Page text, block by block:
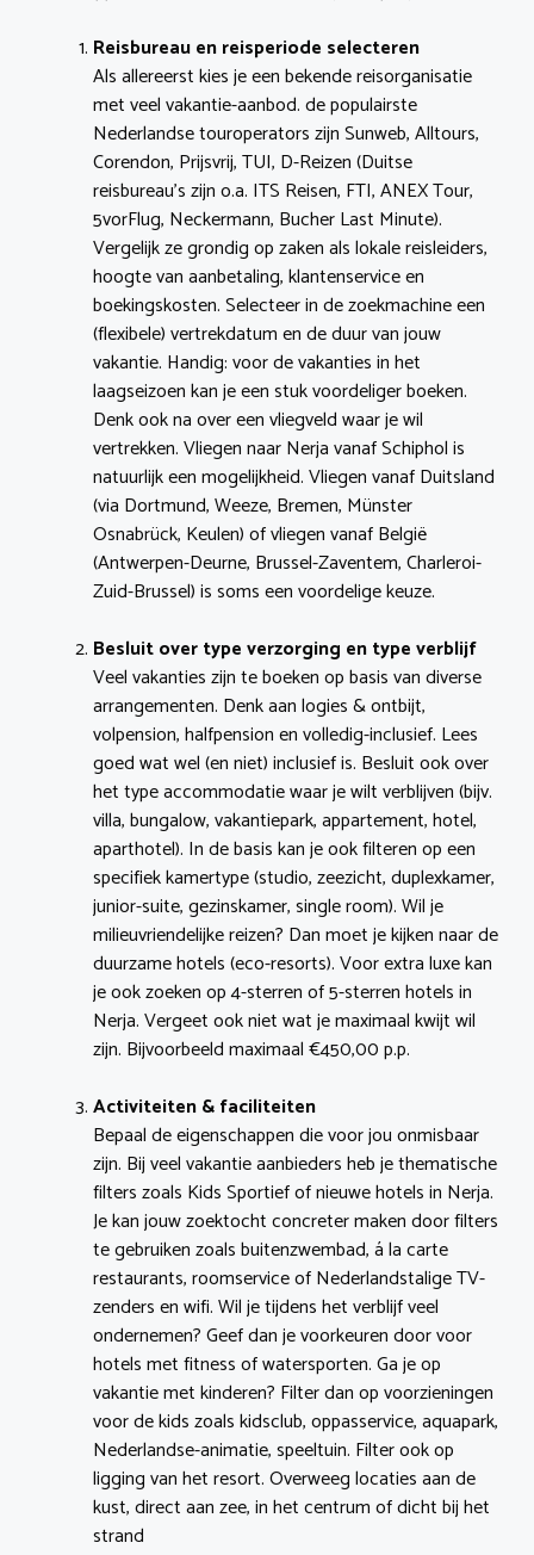
Reisbureau en reisperiode selecteren
Als allereerst kies je een bekende reisorganisatie
met veel vakantie-aanbod. de populairste
Nederlandse touroperators zijn Sunweb, Alltours,
Corendon, Prijsvrij, TUI, D-Reizen (Duitse
reisbureau’s zijn o.a. ITS Reisen, FTI, ANEX Tour,
5vorFlug, Neckermann, Bucher Last Minute).
Vergelijk ze grondig op zaken als lokale reisleiders,
hoogte van aanbetaling, klantenservice en
boekingskosten. Selecteer in de zoekmachine een
(flexibele) vertrekdatum en de duur van jouw
vakantie. Handig: voor de vakanties in het
laagseizoen kan je een stuk voordeliger boeken.
Denk ook na over een vliegveld waar je wil
vertrekken. Vliegen naar Nerja vanaf Schiphol is
natuurlijk een mogelijkheid. Vliegen vanaf Duitsland
(via Dortmund, Weeze, Bremen, Münster
Osnabrück, Keulen) of vliegen vanaf België
(Antwerpen-Deurne, Brussel-Zaventem, Charleroi-
Zuid-Brussel) is soms een voordelige keuze.
Besluit over type verzorging en type verblijf
Veel vakanties zijn te boeken op basis van diverse
arrangementen. Denk aan logies & ontbijt,
volpension, halfpension en volledig-inclusief. Lees
goed wat wel (en niet) inclusief is. Besluit ook over
het type accommodatie waar je wilt verblijven (bijv.
villa, bungalow, vakantiepark, appartement, hotel,
aparthotel). In de basis kan je ook filteren op een
specifiek kamertype (studio, zeezicht, duplexkamer,
junior-suite, gezinskamer, single room). Wil je
milieuvriendelijke reizen? Dan moet je kijken naar de
duurzame hotels (eco-resorts). Voor extra luxe kan
je ook zoeken op 4-sterren of 5-sterren hotels in
Nerja. Vergeet ook niet wat je maximaal kwijt wil
zijn. Bijvoorbeeld maximaal €450,00 p.p.
Activiteiten & faciliteiten
Bepaal de eigenschappen die voor jou onmisbaar
zijn. Bij veel vakantie aanbieders heb je thematische
filters zoals Kids Sportief of nieuwe hotels in Nerja.
Je kan jouw zoektocht concreter maken door filters
te gebruiken zoals buitenzwembad, á la carte
restaurants, roomservice of Nederlandstalige TV-
zenders en wifi. Wil je tijdens het verblijf veel
ondernemen? Geef dan je voorkeuren door voor
hotels met fitness of watersporten. Ga je op
vakantie met kinderen? Filter dan op voorzieningen
voor de kids zoals kidsclub, oppasservice, aquapark,
Nederlandse-animatie, speeltuin. Filter ook op
ligging van het resort. Overweeg locaties aan de
kust, direct aan zee, in het centrum of dicht bij het
strand